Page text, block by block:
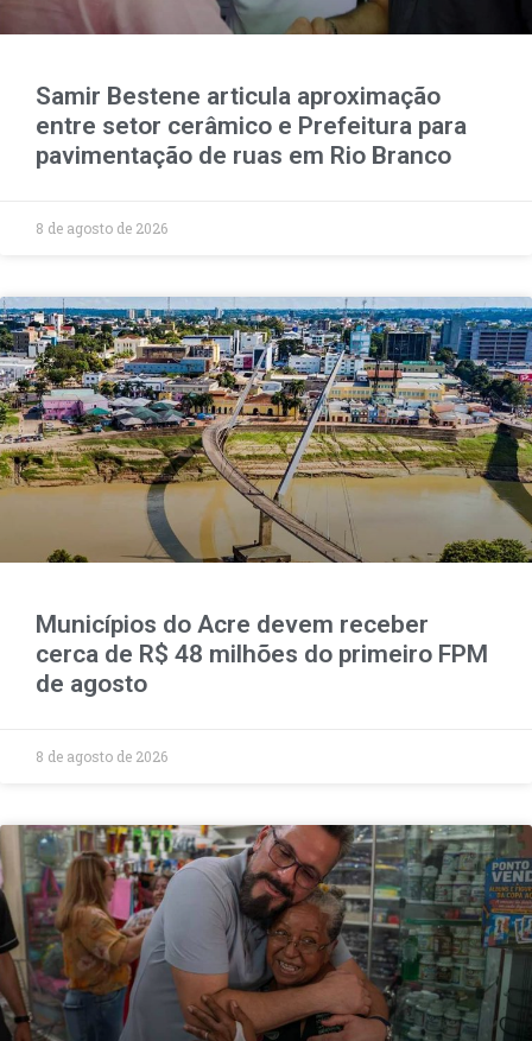
Samir Bestene articula aproximação
entre setor cerâmico e Prefeitura para
pavimentação de ruas em Rio Branco
8 de agosto de 2026
Municípios do Acre devem receber
cerca de R$ 48 milhões do primeiro FPM
de agosto
8 de agosto de 2026